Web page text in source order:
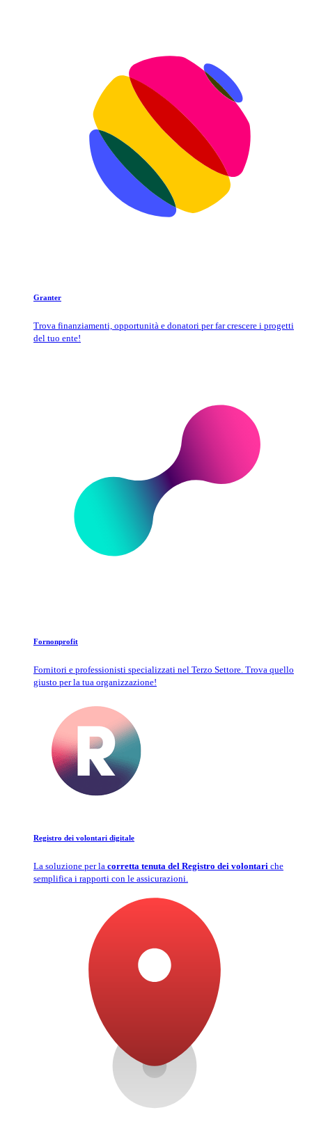
Granter
Trova finanziamenti, opportunità e donatori per far crescere i progetti
del tuo ente!
Fornonprofit
Fornitori e professionisti specializzati nel Terzo Settore. Trova quello
giusto per la tua organizzazione!
Registro dei volontari digitale
La soluzione per la corretta tenuta del Registro dei volontari che
semplifica i rapporti con le assicurazioni.